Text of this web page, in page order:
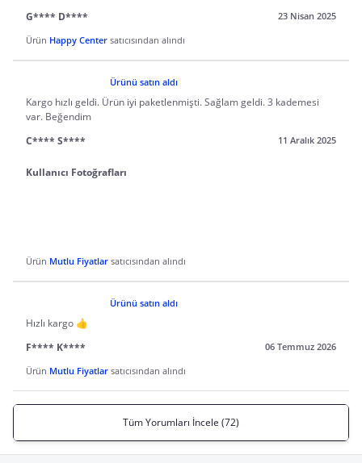
G**** D****
23 Nisan 2025
Ürün Happy Center satıcısından alındı
Ürünü satın aldı
Kargo hızlı geldi. Ürün iyi paketlenmişti. Sağlam geldi. 3 kademesi
var. Beğendim
C**** S****
11 Aralık 2025
Kullanıcı Fotoğrafları
Ürün Mutlu Fiyatlar satıcısından alındı
Ürünü satın aldı
Hızlı kargo 👍
F**** K****
06 Temmuz 2026
Ürün Mutlu Fiyatlar satıcısından alındı
Tüm Yorumları İncele (72)